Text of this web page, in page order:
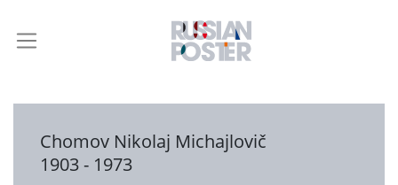
Chomov Nikolaj Michajlovič
1903 - 1973